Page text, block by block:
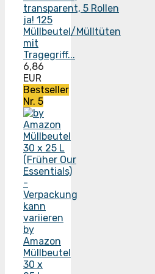
ja! 125
Müllbeutel/Mülltüten
mit
Tragegriff...
6,86
EUR
Bestseller
Nr. 5
by
Amazon
Müllbeutel
30 x